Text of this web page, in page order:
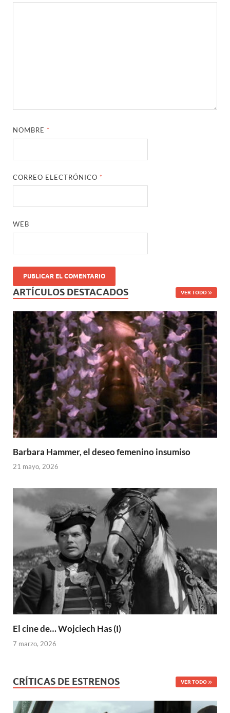
NOMBRE *
CORREO ELECTRÓNICO *
WEB
ARTÍCULOS DESTACADOS VER TODO
Barbara Hammer, el deseo femenino insumiso
21 mayo, 2026
El cine de… Wojciech Has (I)
7 marzo, 2026
CRÍTICAS DE ESTRENOS VER TODO